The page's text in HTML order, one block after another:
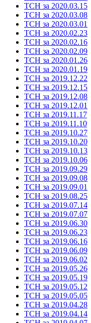
ТСН за 2020.03.15
ТСН за 2020.03.08
ТСН за 2020.03.01
ТСН за 2020.02.23
ТСН за 2020.02.16
ТСН за 2020.02.09
ТСН за 2020.01.26
ТСН за 2020.01.19
ТСН за 2019.12.22
ТСН за 2019.12.15
ТСН за 2019.12.08
ТСН за 2019.12.01
ТСН за 2019.11.17
ТСН за 2019.11.10
ТСН за 2019.10.27
ТСН за 2019.10.20
ТСН за 2019.10.13
ТСН за 2019.10.06
ТСН за 2019.09.29
ТСН за 2019.09.08
ТСН за 2019.09.01
ТСН за 2019.08.25
ТСН за 2019.07.14
ТСН за 2019.07.07
ТСН за 2019.06.30
ТСН за 2019.06.23
ТСН за 2019.06.16
ТСН за 2019.06.09
ТСН за 2019.06.02
ТСН за 2019.05.26
ТСН за 2019.05.19
ТСН за 2019.05.12
ТСН за 2019.05.05
ТСН за 2019.04.28
ТСН за 2019.04.14